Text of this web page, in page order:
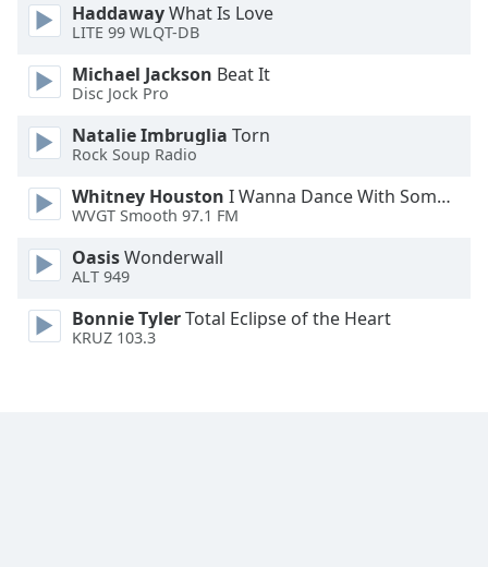
Text
Edge
Style
Font
Modal
Dialog
End
HaddawayWhat Is Love
LITE 99 WLQT-DB
Michael Jackson Beat It
Disc Jock Pro
Natalie Imbruglia Torn
Rock Soup Radio
Whitney Houston I Wanna Dance With Somebody
WVGT Smooth 97.1 FM
OasisWonderwall
ALT 949
Bonnie TylerTotal Eclipse of the Heart
KRUZ 103.3